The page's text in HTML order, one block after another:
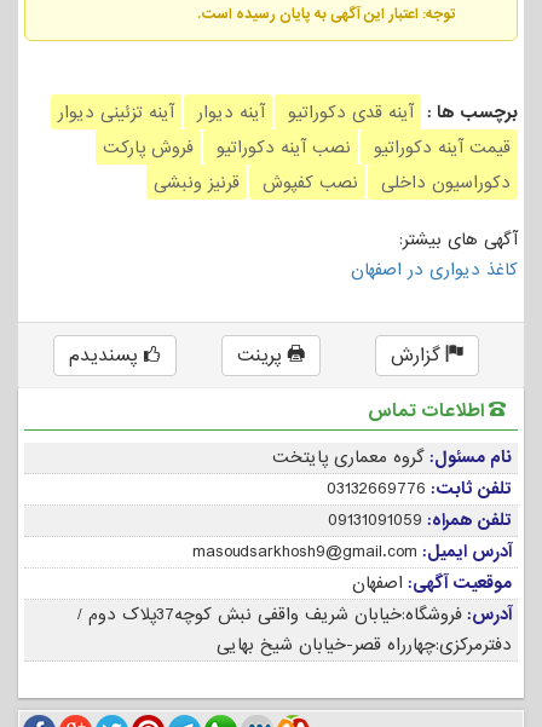
توجه: اعتبار این آگهی به پایان رسیده است.
برچسب ها : آینه قدی دکوراتیو آینه دیوار
آینه تزئینی دیوار
قیمت آینه دکوراتیو
نصب آینه دکوراتیو
فروش پارکت
دکوراسیون داخلی
نصب کفپوش قرنیز ونبشی
آگهی های بیشتر:
کاغذ دیواری در اصفهان
گزارش پرینت
پسندیدم
اطلاعات تماس
نام مسئول:گروه معماری پایتخت
تلفن ثابت: 03132669776
تلفن همراه: 09131091059
آدرس ایمیل: masoudsarkhosh9@gmail.com
موقعیت آگهی: اصفهان
آدرس:
فروشگاه:خیابان شریف واقفی نبش کوچه37پلاک دوم /
دفترمرکزی:چهارراه قصر-خیابان شیخ بهایی